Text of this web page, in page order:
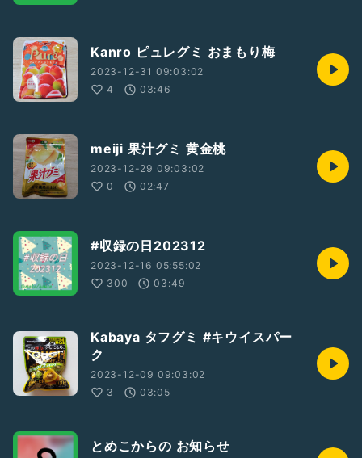
Kanro ピュレグミ おまもり梅
2023-12-31 09:03:02
4
03:46
meiji 果汁グミ 黄金桃
2023-12-29 09:03:02
0
02:47
#収録の日202312
2023-12-16 05:55:02
300
03:49
Kabaya タフグミ #キウイスパー
ク
2023-12-09 09:03:02
3
03:05
とめこからの お知らせ